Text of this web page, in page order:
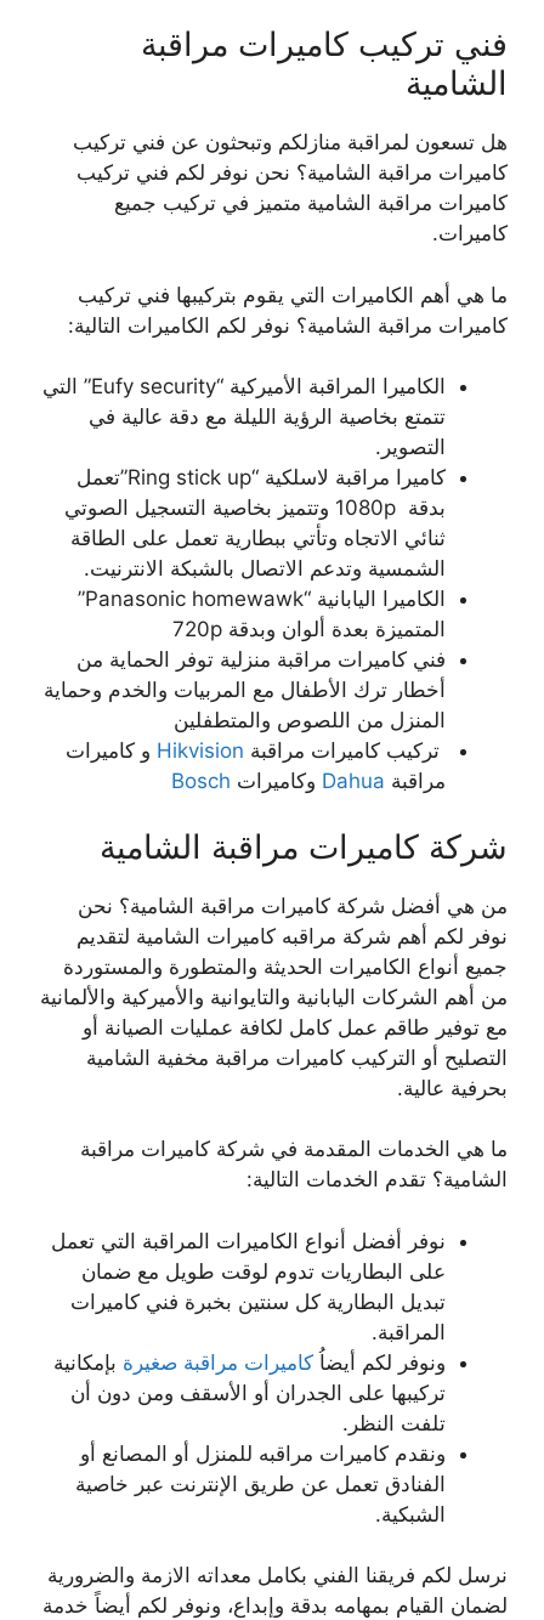
فني تركيب كاميرات مراقبة
الشامية
هل تسعون لمراقبة منازلكم وتبحثون عن فني تركيب
كاميرات مراقبة الشامية؟ نحن نوفر لكم فني تركيب
كاميرات مراقبة الشامية متميز في تركيب جميع
كاميرات.
ما هي أهم الكاميرات التي يقوم بتركيبها فني تركيب
كاميرات مراقبة الشامية؟ نوفر لكم الكاميرات التالية:
الكاميرا المراقبة الأميركية “Eufy security” التي
تتمتع بخاصية الرؤية الليلة مع دقة عالية في
التصوير.
كاميرا مراقبة لاسلكية “Ring stick up”تعمل
بدقة 1080p وتتميز بخاصية التسجيل الصوتي
ثنائي الاتجاه وتأتي ببطارية تعمل على الطاقة
الشمسية وتدعم الاتصال بالشبكة الانترنيت.
الكاميرا اليابانية “Panasonic homewawk”
المتميزة بعدة ألوان وبدقة 720p
فني كاميرات مراقبة منزلية توفر الحماية من
أخطار ترك الأطفال مع المربيات والخدم وحماية
المنزل من اللصوص والمتطفلين
تركيب كاميرات مراقبة Hikvision و كاميرات
مراقبة Dahua وكاميرات Bosch
شركة كاميرات مراقبة الشامية
من هي أفضل شركة كاميرات مراقبة الشامية؟ نحن
نوفر لكم أهم شركة مراقبه كاميرات الشامية لتقديم
جميع أنواع الكاميرات الحديثة والمتطورة والمستوردة
من أهم الشركات اليابانية والتايوانية والأميركية والألمانية
مع توفير طاقم عمل كامل لكافة عمليات الصيانة أو
التصليح أو التركيب كاميرات مراقبة مخفية الشامية
بحرفية عالية.
ما هي الخدمات المقدمة في شركة كاميرات مراقبة
الشامية؟ تقدم الخدمات التالية:
نوفر أفضل أنواع الكاميرات المراقبة التي تعمل
على البطاريات تدوم لوقت طويل مع ضمان
تبديل البطارية كل سنتين بخبرة فني كاميرات
المراقبة.
ونوفر لكم أيضاُ كاميرات مراقبة صغيرة بإمكانية
تركيبها على الجدران أو الأسقف ومن دون أن
تلفت النظر.
ونقدم كاميرات مراقبه للمنزل أو المصانع أو
الفنادق تعمل عن طريق الإنترنت عبر خاصية
الشبكية.
نرسل لكم فريقنا الفني بكامل معداته الازمة والضرورية
لضمان القيام بمهامه بدقة وإبداع، ونوفر لكم أيضاً خدمة